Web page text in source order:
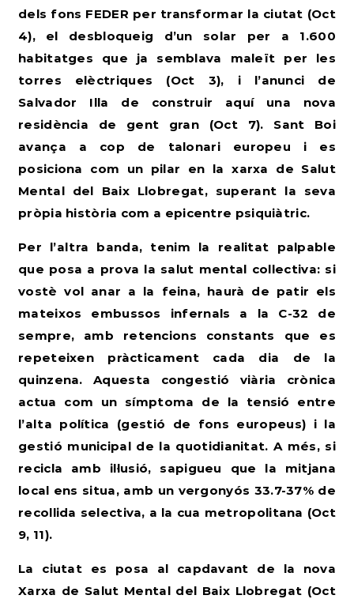
dels fons FEDER per transformar la ciutat (Oct
4), el desbloqueig d’un solar per a 1.600
habitatges que ja semblava maleït per les
torres elèctriques (Oct 3), i l’anunci de
Salvador Illa de construir aquí una nova
residència de gent gran (Oct 7). Sant Boi
avança a cop de talonari europeu i es
posiciona com un pilar en la xarxa de Salut
Mental del Baix Llobregat, superant la seva
pròpia història com a epicentre psiquiàtric.
Per l’altra banda, tenim la realitat palpable
que posa a prova la salut mental col·lectiva: si
vostè vol anar a la feina, haurà de patir els
mateixos embussos infernals a la C-32 de
sempre, amb retencions constants que es
repeteixen pràcticament cada dia de la
quinzena. Aquesta congestió viària crònica
actua com un símptoma de la tensió entre
l’alta política (gestió de fons europeus) i la
gestió municipal de la quotidianitat. A més, si
recicla amb il·lusió, sapigueu que la mitjana
local ens situa, amb un vergonyós 33.7-37% de
recollida selectiva, a la cua metropolitana (Oct
9, 11).
La ciutat es posa al capdavant de la nova
Xarxa de Salut Mental del Baix Llobregat (Oct